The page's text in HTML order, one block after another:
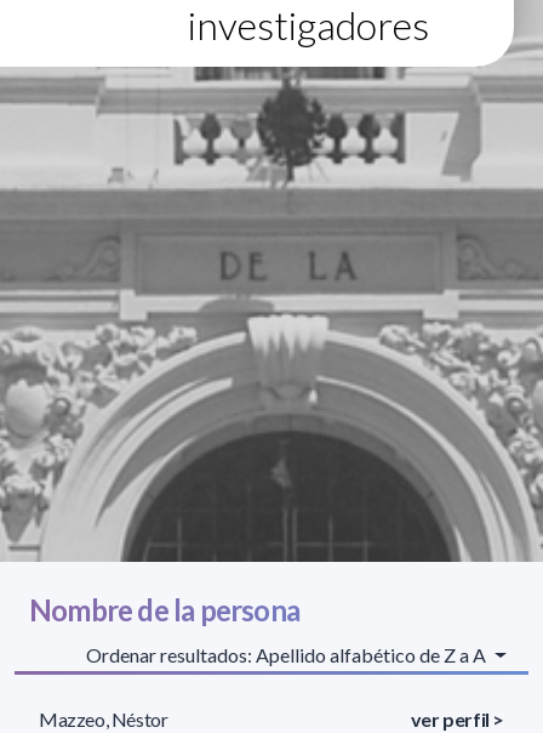
investigadores
Nombre de la persona
Ordenar resultados: Apellido alfabético de Z a A
Mazzeo, Néstor ver perfil >